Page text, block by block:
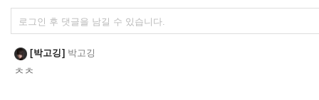
댓
글
쓰
기
박고깅 박고깅
ㅊㅊ